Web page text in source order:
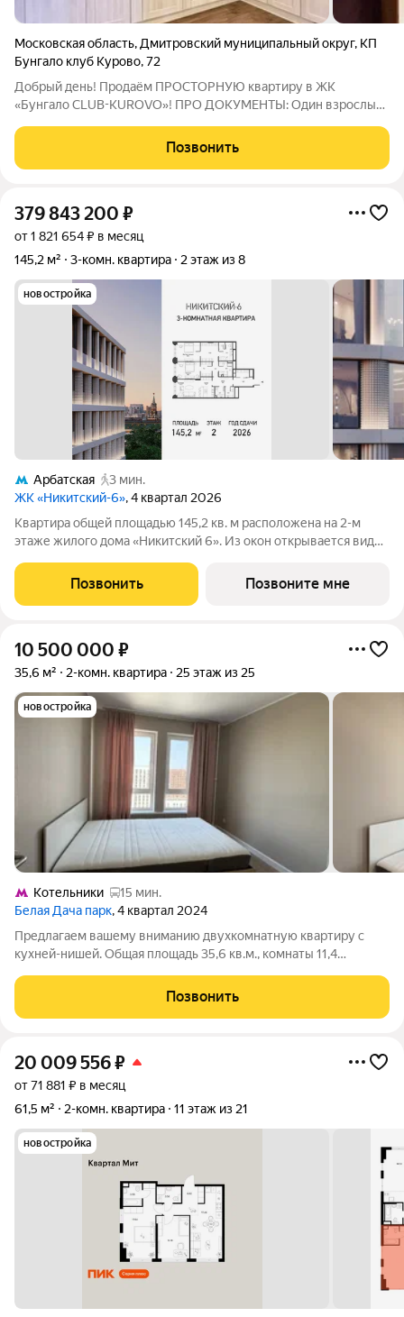
Московская область, Дмитровский муниципальный округ, КП
Бунгало клуб Курово,72
Добрый день! Продаём ПРОСТОРНУЮ квартиру в ЖК
«Бунгало CLUB-KUROVO»! ПРО ДОКУМЕНТЫ: Один взрослый
сделку. Покажем все документы, укажем ПОЛНУЮ стоимость
в договоре. Квартира БЕЗ ПЕРЕПЛАНИРОВОК и
Позвонить
379 843 200 ₽
от 1 821 654 ₽ в месяц
145,2 м²
3-комн. квартира 2 этаж из 8
новостройка
Арбатская
3 мин.
ЖК «Никитский-6», 4 квартал 2026
Квартира общей площадью 145,2 кв. м расположена на 2-м
этаже жилого дома «Никитский 6». Из окон открывается вид
Центральный Дом журналиста. Планировочное решение
включает панорамную
Позвонить Позвоните мне
10 500 000 ₽
35,6 м² 2-комн. квартира 25 этаж из 25
новостройка
Котельники
15 мин.
Белая Дача парк, 4 квартал 2024
Предлагаем вашему вниманию двухкомнатную квартиру с
кухней-нишей. Общая площадь 35,6 кв.м., комнаты 11,4
Квартира в идеальном состоянии («заезжай и живи»), после
получения ключей никто не
Позвонить
20 009 556₽
от 71 881 ₽ в месяц
61,5 м²
2-комн. квартира 11 этаж из 21
новостройка